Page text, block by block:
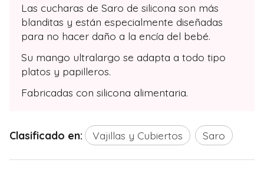
Las cucharas de Saro de silicona son más
blanditas y están especialmente diseñadas
para no hacer daño a la encía del bebé.
Su mango ultralargo se adapta a todo tipo
platos y papilleros.
Fabricadas con silicona alimentaria.
Clasificado en: Vajillas y Cubiertos Saro